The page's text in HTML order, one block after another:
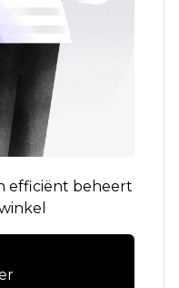
efficiënt beheert